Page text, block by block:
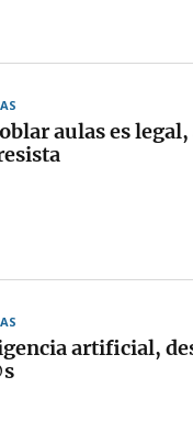
aulas es legal,
artificial,